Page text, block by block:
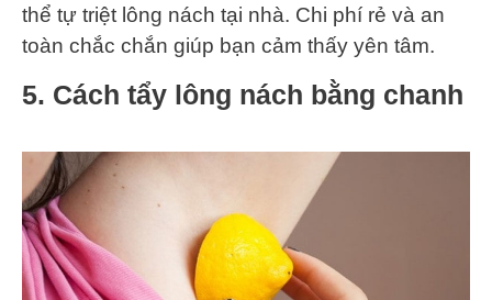
thể tự triệt lông nách tại nhà. Chi phí rẻ và an
toàn chắc chắn giúp bạn cảm thấy yên tâm.
5. Cách tẩy lông nách bằng chanh